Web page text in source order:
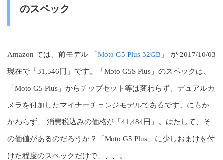
のスペック
Amazon では、前モデル 「 Moto G5 Plus 32GB 」 が 2017/10/03
現在で「31,546円」です。「Moto G5S Plus」のスペックは、
「Moto G5 Plus」からチップセット等は変わらず、デュアルカ
メラを付加したマイナーチェンジモデルであるです。にもか
かわらず、 消費税込みの価格が「41,484円」。はたして、そ
の価値があるのだろうか？「Moto G5 Plus」に少しおまけを付
けた程度のスペックだけで、、、。